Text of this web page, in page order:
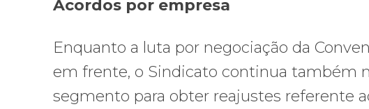
Acordos por empresa
Enquanto a luta por negociação da
em frente, o Sindicato continua também
segmento para obter reajustes referente